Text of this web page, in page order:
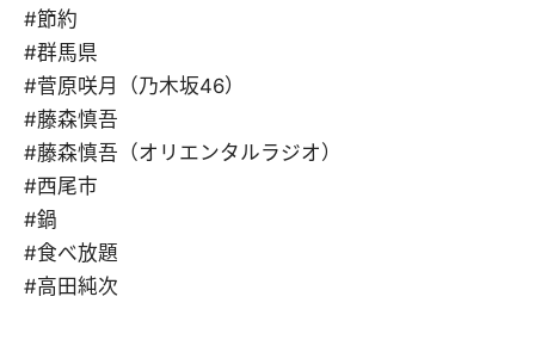
#節約
#群馬県
#菅原咲月（乃木坂46）
#藤森慎吾
#藤森慎吾（オリエンタルラジオ）
#西尾市
#鍋
#食べ放題
#高田純次